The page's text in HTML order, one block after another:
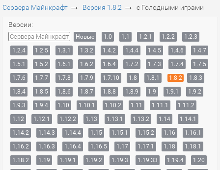
Сервера Майнкрафт → Версия 1.8.2 → с Голодными играми
Версии:
Сервера Майнкрафт Новые 1.0 1.1 1.2.1 1.2.2
1.2.3
1.2.4
1.2.5 1.3.1 1.3.2 1.4.2 1.4.4 1.4.5 1.4.6
1.4.7
1.5.1
1.5.2 1.6.1 1.6.2 1.6.4 1.7.2 1.7.3 1.7.4
1.7.5
1.7.6
1.7.7 1.7.8 1.7.9 1.7.10 1.8 1.8.1 1.8.2
1.8.3
1.8.4
1.8.5 1.8.6 1.8.7 1.8.8 1.8.9 1.9 1.9.1
1.9.2
1.9.3
1.9.4 1.10 1.10.1 1.10.2 1.11 1.11.1
1.11.2
1.12
1.12.1 1.12.2 1.13 1.13.1 1.13.2 1.14
1.14.1
1.14.2
1.14.3 1.14.4 1.15 1.15.1 1.15.2 1.16
1.16.1
1.16.2
1.16.3 1.16.4 1.16.5 1.17 1.17.1 1.18
1.18.1
1.18.2
1.19 1.19.1 1.19.2 1.19.3 1.19.33 1.19.4
1.20